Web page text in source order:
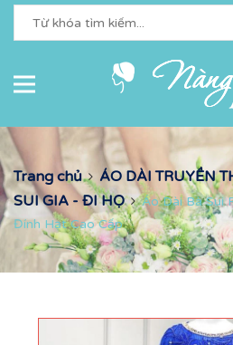
Trang chủ
ÁO DÀI TRUYỀN
SUI GIA - ĐI HỌ
Áo Dài Bà Sui
Đính Hạt Cao Cấp